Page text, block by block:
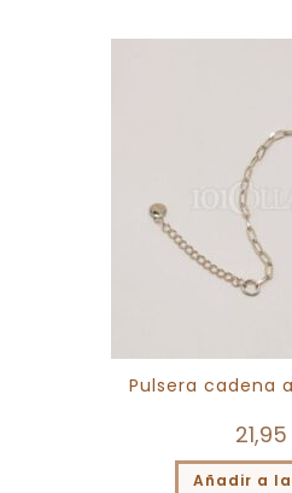
Pulsera cadena
21,95
Añadir a